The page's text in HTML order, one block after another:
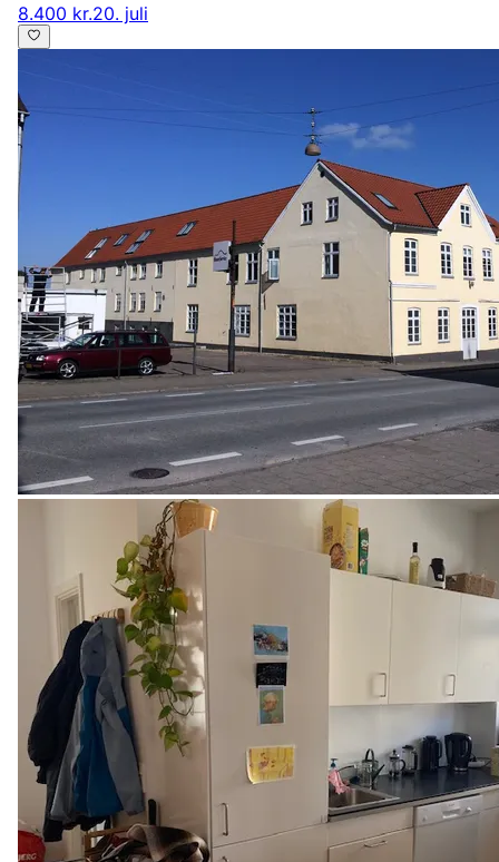
8.400 kr.20. juli